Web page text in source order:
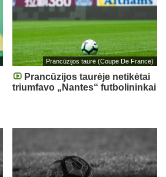
Prancūzijos taurė (Coupe De France)
Prancūzijos taurėje netikėtai
triumfavo „Nantes“ futbolininkai